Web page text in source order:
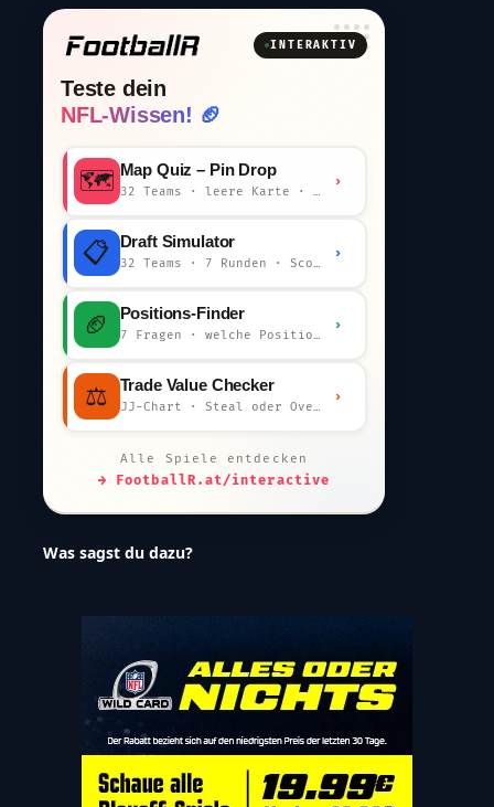
INTERAKTIV
Teste dein
NFL-Wissen! 🏈
🗺️ Map Quiz – Pin Drop
32 Teams · leere Karte · km-Wertung
›
📋 Draft Simulator
32 Teams · 7 Runden · Scout-Kommentar
›
🏈 Positions-Finder
7 Fragen · welche Position bist du?
›
⚖️ Trade Value Checker
JJ-Chart · Steal oder Overpay?
›
Alle Spiele entdecken
→ FootballR.at/interactive
Was sagst du dazu?